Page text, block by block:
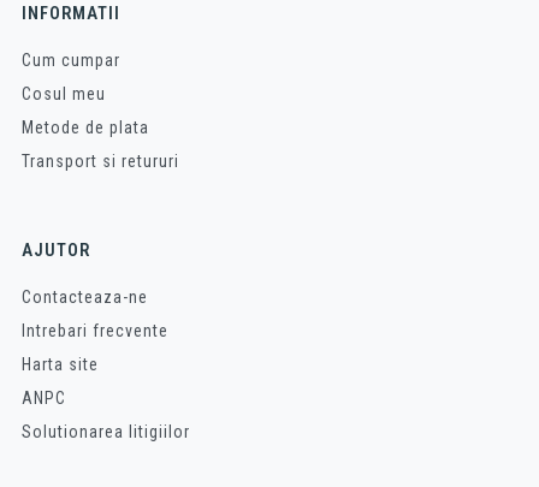
INFORMATII
Cum cumpar
Cosul meu
Metode de plata
Transport si retururi
AJUTOR
Contacteaza-ne
Intrebari frecvente
Harta site
ANPC
Solutionarea litigiilor